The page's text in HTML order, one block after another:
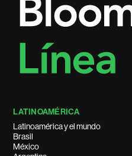
LATINOAMÉRICA
Latinoamérica y el mundo
Brasil
México